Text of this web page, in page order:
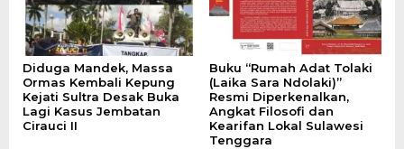
Diduga Mandek, Massa
Ormas Kembali Kepung
Kejati Sultra Desak Buka
Lagi Kasus Jembatan
Cirauci II
Buku “Rumah Adat Tolaki
(Laika Sara Ndolaki)”
Resmi Diperkenalkan,
Angkat Filosofi dan
Kearifan Lokal Sulawesi
Tenggara